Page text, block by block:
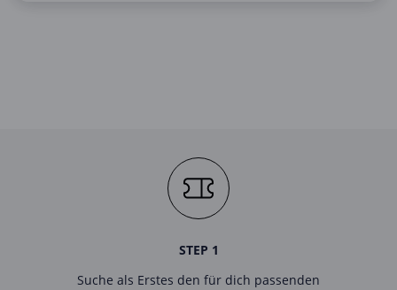
STEP 1
Suche als Erstes den für dich passenden